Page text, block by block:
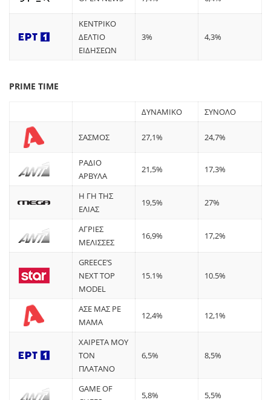
ΚΕΝΤΡΙΚΟ
ΔΕΛΤΙΟ
ΕΙΔΗΣΕΩΝ
3% 4,3%
PRIME TIME
ΔΥΝΑΜΙΚΟ ΣΥΝΟΛΟ
ΣΑΣΜΟΣ 27,1% 24,7%
ΡΑΔΙΟ
ΑΡΒΥΛΑ
21,5% 17,3%
Η ΓΗ ΤΗΣ
ΕΛΙΑΣ
19,5% 27%
ΑΓΡΙΕΣ
ΜΕΛΙΣΣΕΣ
16,9% 17,2%
GREECE’S
NEXT TOP
MODEL
15.1% 10.5%
ΑΣΕ ΜΑΣ ΡΕ
ΜΑΜΑ
12,4% 12,1%
ΧΑΙΡΕΤΑ ΜΟΥ
ΤΟΝ
ΠΛΑΤΑΝΟ
6,5% 8,5%
GAME OF
5,8% 5,5%